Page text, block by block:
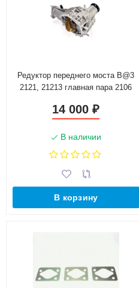
Редуктор переднего моста B@3
2121, 21213 главная пара 2106
14 000₽
В наличии
В корзину